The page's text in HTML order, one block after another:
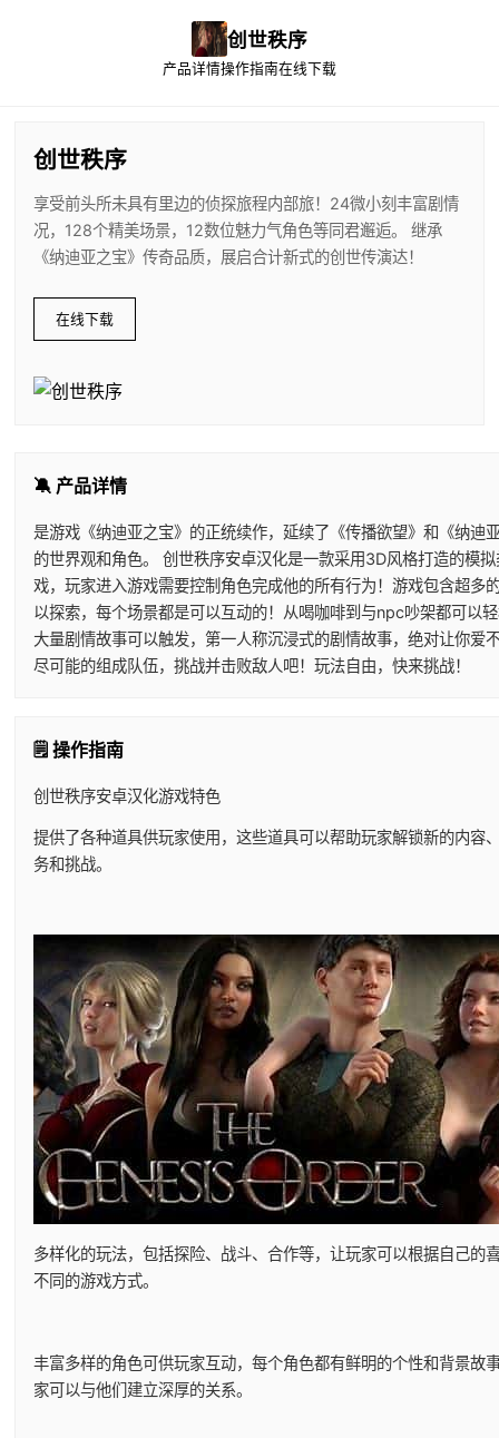
创世秩序
产品详情操作指南在线下载
创世秩序
享受前头所未具有里边的侦探旅程内部旅！24微小刻丰富剧情
况，128个精美场景，12数位魅力气角色等同君邂逅。 继承
《纳迪亚之宝》传奇品质，展启合计新式的创世传演达！
在线下载
🔕 产品详情
是游戏《纳迪亚之宝》的正统续作，延续了《传播欲望》和《纳迪
的世界观和角色。 创世秩序安卓汉化是一款采用3D风格打造的模
戏，玩家进入游戏需要控制角色完成他的所有行为！游戏包含超多
以探索，每个场景都是可以互动的！从喝咖啡到与npc吵架都可以
大量剧情故事可以触发，第一人称沉浸式的剧情故事，绝对让你爱
尽可能的组成队伍，挑战并击败敌人吧！玩法自由，快来挑战！
🗒️ 操作指南
创世秩序安卓汉化游戏特色
提供了各种道具供玩家使用，这些道具可以帮助玩家解锁新的内容
务和挑战。
多样化的玩法，包括探险、战斗、合作等，让玩家可以根据自己的
不同的游戏方式。
丰富多样的角色可供玩家互动，每个角色都有鲜明的个性和背景故
家可以与他们建立深厚的关系。